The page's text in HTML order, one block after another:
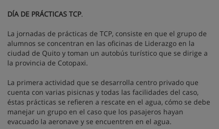
DÍA DE PRÁCTICAS TCP.
La jornadas de prácticas de TCP, consiste en que el grupo de
alumnos se concentran en las oficinas de Liderazgo en la
ciudad de Quito y toman un autobús turístico que se dirige a
la provincia de Cotopaxi.
La primera actividad que se desarrolla centro privado que
cuenta con varias pisicnas y todas las facilidades del caso,
éstas prácticas se refieren a rescate en el agua, cómo se debe
manejar un grupo en el caso que los pasajeros hayan
evacuado la aeronave y se encuentren en el agua.